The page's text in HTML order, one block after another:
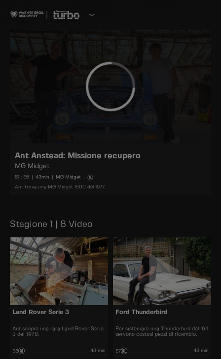
Ant Anstead: Missione recupero
MG Midget
S1 : E6 43min MG Midget
Ant trova una MG Midget 1500 del 1977.
Stagione 1 | 8 Video
Land Rover Serie 3
Ant scopre una rara Land Rover Serie
3 del 1978.
E8 43 min
Ford Thunderbird
Per sistemare una Thunderbird del '64
servono costosi pezzi di ricambio.
E7 43 min